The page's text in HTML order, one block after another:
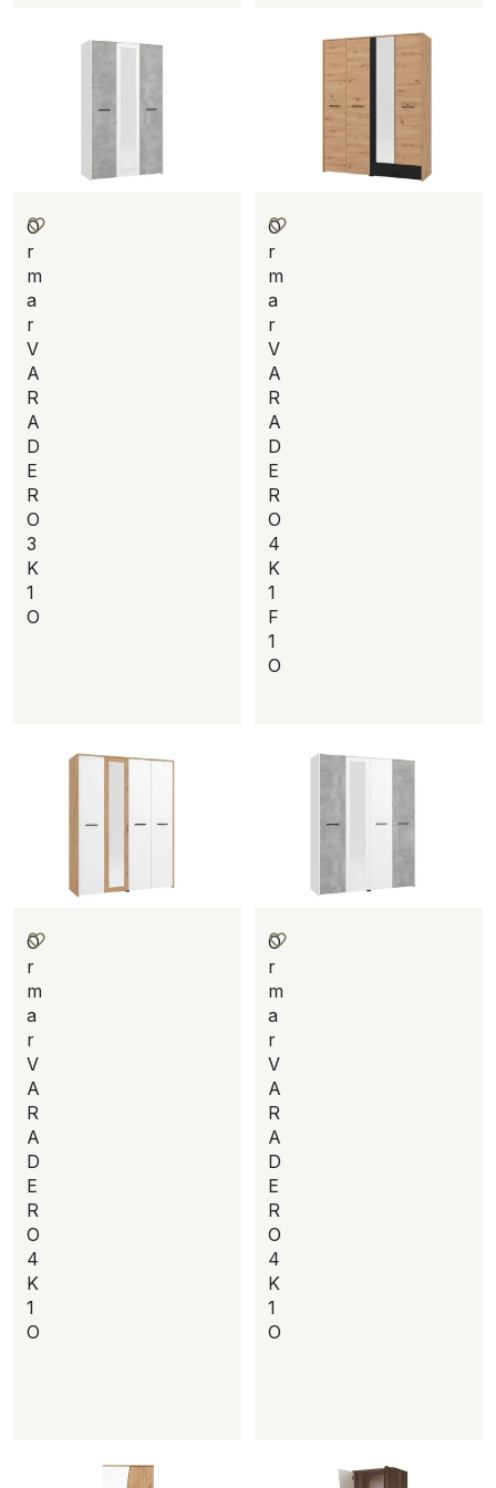
O
r
m
a
r
V
A
R
A
D
E
R
O
3
K
1
O
O
r
m
a
r
V
A
R
A
D
E
R
O
4
K
1
F
1
O
O
r
m
a
r
V
A
R
A
D
E
R
O
4
K
1
O
O
r
m
a
r
V
A
R
A
D
E
R
O
4
K
1
O